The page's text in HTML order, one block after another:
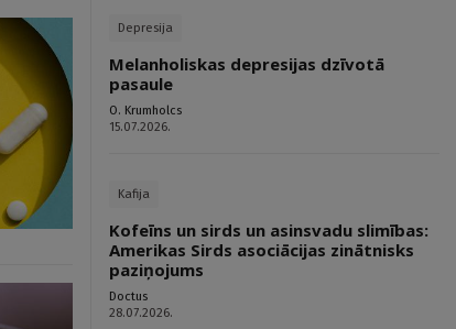
Depresija
Melanholiskas depresijas dzīvotā
pasaule
O. Krumholcs
15.07.2026.
Kafija
Kofeīns un sirds un asinsvadu slimības:
Amerikas Sirds asociācijas zinātnisks
paziņojums
Doctus
28.07.2026.